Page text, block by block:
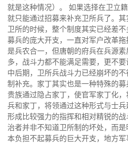
就是这种情况）。 如果选择在卫立
就只能通过招募来补充卫所兵了。
卫所的时候，整个制度其实已经差
募兵的庞大开支，一直对军户改革
是兵农合一，但唐朝的府兵在兵源
多，战斗力都不能满足需要，更不
中后期，卫所兵战斗力已经崩坏的
制补充。家丁其实也是一种特殊的
贵族通过隐占家丁，使官军家丁化
兵和家丁，将领通过这种形式与士
形成比较强力的指挥和相对精锐的
治者并非不知道卫所制的坏处，而
本负担不起募兵的巨大开支，地方军